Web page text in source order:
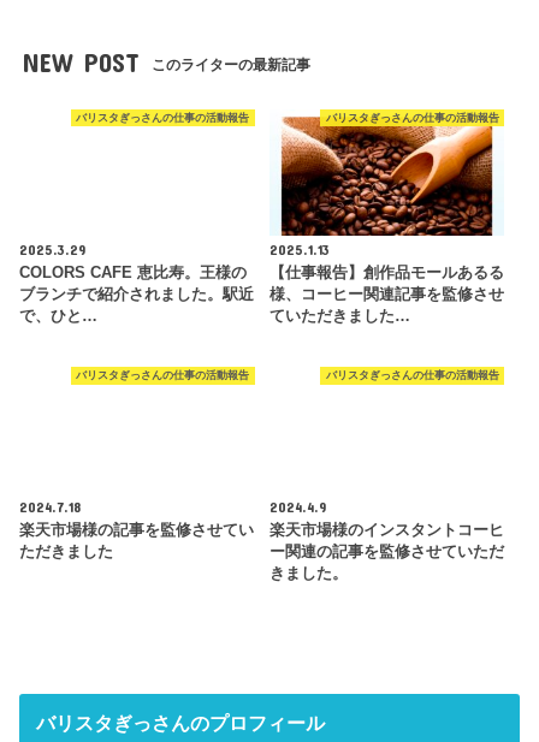
NEW POST このライターの最新記事
バリスタぎっさんの仕事の活動報告
2025.3.29
COLORS CAFE 恵比寿。王様の
ブランチで紹介されました。駅近
で、ひと…
バリスタぎっさんの仕事の活動報告
2025.1.13
【仕事報告】創作品モールあるる
様、コーヒー関連記事を監修させ
ていただきました…
バリスタぎっさんの仕事の活動報告
2024.7.18
楽天市場様の記事を監修させてい
ただきました
バリスタぎっさんの仕事の活動報告
2024.4.9
楽天市場様のインスタントコーヒ
ー関連の記事を監修させていただ
きました。
バリスタぎっさんのプロフィール